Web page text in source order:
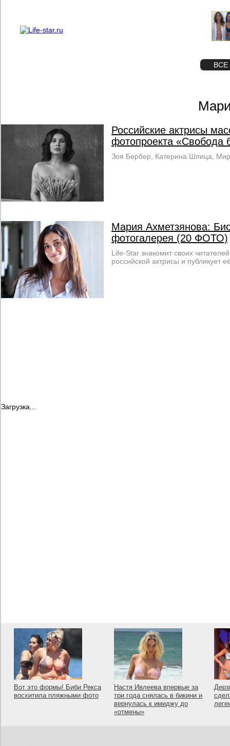
ВСЕ
Российские актрисы
фотопроекта «Свобода
Зоя Бербер, Катерина Шпица,
Мария Ахметзянова:
фотогалерея (20 ФОТО)
Life-Star знакомит своих
российской актрисы и публикует
Загрузка...
Вот это формы! Биби Рекса
восхитила пляжными фото
Настя Ивлеева впервые за
три года снялась в бикини и
вернулась к имиджу до
«отмены»